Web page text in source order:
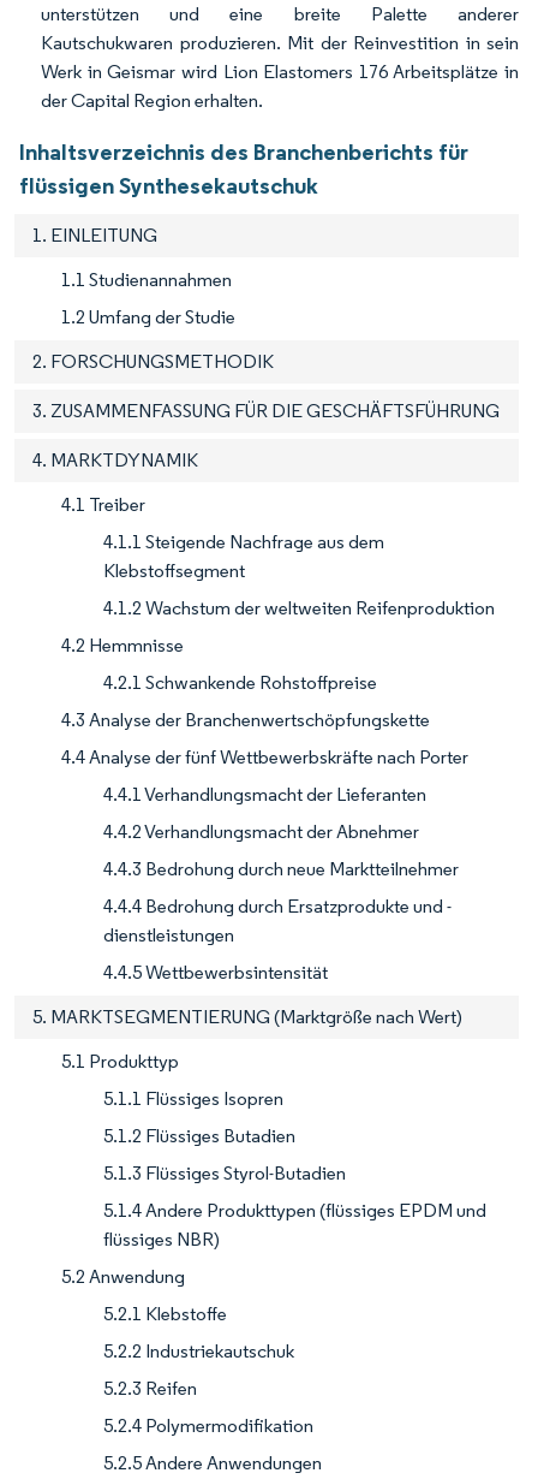
unterstützen und eine breite Palette anderer
Kautschukwaren produzieren. Mit der Reinvestition in sein
Werk in Geismar wird Lion Elastomers 176 Arbeitsplätze in
der Capital Region erhalten.
Inhaltsverzeichnis des Branchenberichts für
flüssigen Synthesekautschuk
1. EINLEITUNG
1.1 Studienannahmen
1.2 Umfang der Studie
2. FORSCHUNGSMETHODIK
3. ZUSAMMENFASSUNG FÜR DIE GESCHÄFTSFÜHRUNG
4. MARKTDYNAMIK
4.1 Treiber
4.1.1 Steigende Nachfrage aus dem
Klebstoffsegment
4.1.2 Wachstum der weltweiten Reifenproduktion
4.2 Hemmnisse
4.2.1 Schwankende Rohstoffpreise
4.3 Analyse der Branchenwertschöpfungskette
4.4 Analyse der fünf Wettbewerbskräfte nach Porter
4.4.1 Verhandlungsmacht der Lieferanten
4.4.2 Verhandlungsmacht der Abnehmer
4.4.3 Bedrohung durch neue Marktteilnehmer
4.4.4 Bedrohung durch Ersatzprodukte und -
dienstleistungen
4.4.5 Wettbewerbsintensität
5. MARKTSEGMENTIERUNG (Marktgröße nach Wert)
5.1 Produkttyp
5.1.1 Flüssiges Isopren
5.1.2 Flüssiges Butadien
5.1.3 Flüssiges Styrol-Butadien
5.1.4 Andere Produkttypen (flüssiges EPDM und
flüssiges NBR)
5.2 Anwendung
5.2.1 Klebstoffe
5.2.2 Industriekautschuk
5.2.3 Reifen
5.2.4 Polymermodifikation
5.2.5 Andere Anwendungen